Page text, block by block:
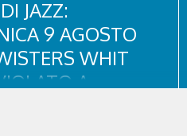
JAZZ:
9 AGOSTO
WHIT
A